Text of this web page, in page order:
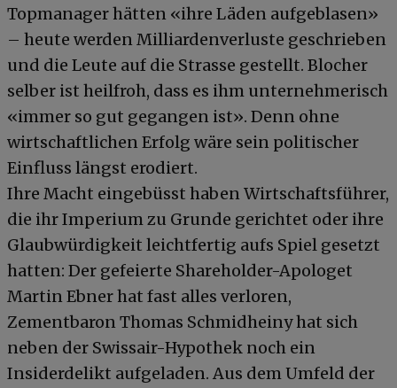
Topmanager hätten «ihre Läden aufgeblasen»
– heute werden Milliardenverluste geschrieben
und die Leute auf die Strasse gestellt. Blocher
selber ist heilfroh, dass es ihm unternehmerisch
«immer so gut gegangen ist». Denn ohne
wirtschaftlichen Erfolg wäre sein politischer
Einfluss längst erodiert.
Ihre Macht eingebüsst haben Wirtschaftsführer,
die ihr Imperium zu Grunde gerichtet oder ihre
Glaubwürdigkeit leichtfertig aufs Spiel gesetzt
hatten: Der gefeierte Shareholder-Apologet
Martin Ebner hat fast alles verloren,
Zementbaron Thomas Schmidheiny hat sich
neben der Swissair-Hypothek noch ein
Insiderdelikt aufgeladen. Aus dem Umfeld der